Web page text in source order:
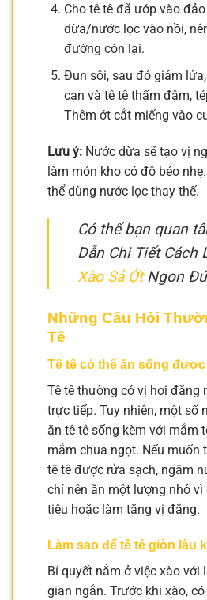
Cho tê tê đã ướp vào
dừa/nước lọc vào nồi,
đường còn lại.
Đun sôi, sau đó giảm
cạn và tê tê thấm đậm,
Thêm ớt cắt miếng vào
Lưu ý: Nước dừa sẽ tạo vị
làm món kho có độ béo
thể dùng nước lọc thay thế.
Có thể bạn quan
Dẫn Chi Tiết Cách
Xào Sả ỚtNgon
Những Câu Hỏi
Tê
Tê tê có thể ăn sống
Tê tê thường có vị hơi đắng
trực tiếp. Tuy nhiên, một số
ăn tê tê sống kèm với mắm
mắm chua ngọt. Nếu muốn
tê tê được rửa sạch, ngâm
chỉ nên ăn một lượng nhỏ vì
tiêu hoặc làm tăng vị đắng.
Làm sao để tê tê giòn lâu
Bí quyết nằm ở việc xào với
gian ngắn. Trước khi xào,